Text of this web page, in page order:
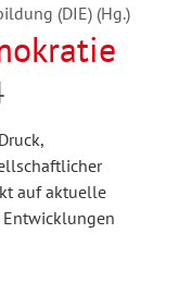
(DIE) (Hg.)
auf aktuelle
Entwicklungen